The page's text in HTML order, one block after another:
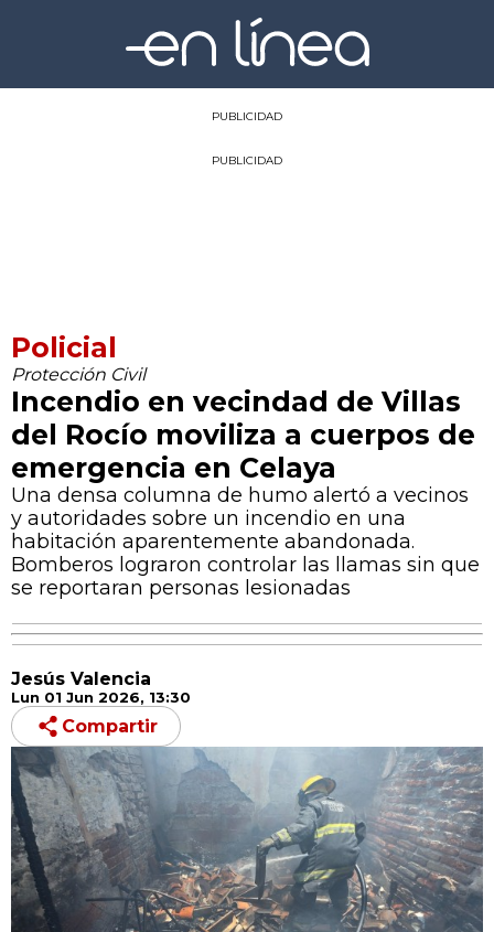
PUBLICIDAD
PUBLICIDAD
Policial
Protección Civil
Incendio en vecindad de Villas
del Rocío moviliza a cuerpos de
emergencia en Celaya
Una densa columna de humo alertó a vecinos
y autoridades sobre un incendio en una
habitación aparentemente abandonada.
Bomberos lograron controlar las llamas sin que
se reportaran personas lesionadas
Jesús Valencia
Lun 01 Jun 2026, 13:30
Compartir